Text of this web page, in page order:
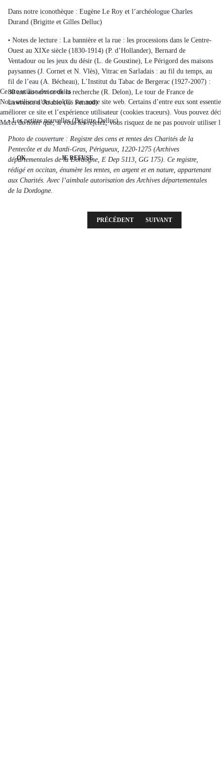
Dans notre iconothèque : Eugène Le Roy et l’archéologue Charles
Durand (Brigitte et Gilles Delluc)
• Notes de lecture : La bannière et la rue : les processions dans le Centre-
Ouest au XIXe siècle (1830-1914) (P. d’Hollander), Bernard de
Ventadour ou les jeux du désir (L. de Goustine), Le Périgord des maisons
paysannes (J. Cornet et N. Vlès), Vitrac en Sarladais : au fil du temps, au
fil de l’eau (A. Bécheau), L’Institut du Tabac de Bergerac (1927-2007) :
80 ans au service de la recherche (R. Delon), Le tour de France de
Lawrence d’Arabie (G. Penaud)
• Les petites nouvelles (Brigitte Delluc)
Photo de couverture : Registre des cens et rentes des Charités de la
Pentecôte et du Mardi-Gras, Périgueux, 1220-1275 (Archives
départementales de la Dordogne, E Dep 5113, GG 175). Ce registre,
rédigé en occitan, énumère les rentes, en argent et en nature, appartenant
aux Charités. Avec l’aimbale autorisation des Archives départementales
de la Dordogne.
ARTICLE PRÉCÉDENT : 2008 - 3E
PRÉCÉDENT ARTICLE SUIVANT : 2008
SUIVANT
Ce site utilise des cookies
Nous utilisons des cookies sur notre site web. Certains d’entre eux sont
améliorer ce site et l’expérience utilisateur (cookies traceurs). Vous pouvez
Merci de noter que, si vous les rejetez, vous risquez de ne pas pouvoir utiliser
OK JE REFUSE